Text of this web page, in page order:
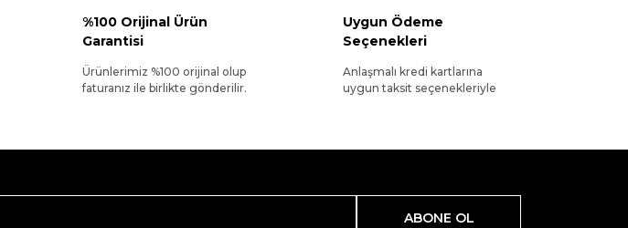
%100 Orijinal Ürün
Garantisi
Ürünlerimiz %100 orijinal olup
faturanız ile birlikte gönderilir.
Uygun Ödeme
Seçenekleri
Anlaşmalı kredi kartlarına
uygun taksit seçenekleriyle
ABONE OL